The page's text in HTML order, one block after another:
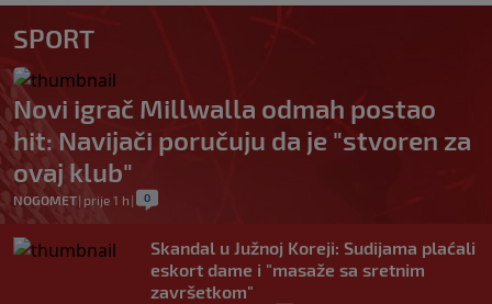
SPORT
Novi igrač Millwalla odmah postao
hit: Navijači poručuju da je "stvoren za
ovaj klub"
NOGOMET| prije 1 h | 0
Skandal u Južnoj Koreji: Sudijama plaćali
eskort dame i "masaže sa sretnim
završetkom"